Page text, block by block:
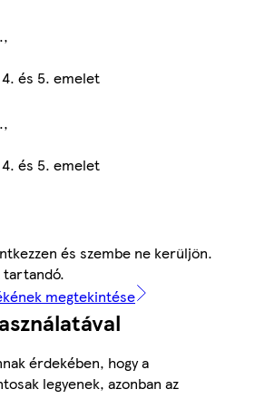
és 5. emelet
és 5. emelet
és szembe ne kerüljön.
tartandó.
megtekintése
érdekében, hogy a
legyenek, azonban az